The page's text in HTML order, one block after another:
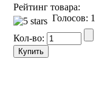
Рейтинг товара:
Голосов: 1
Кол-во: